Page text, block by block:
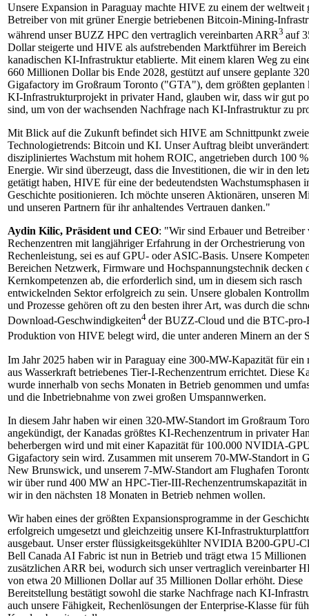
Unsere Expansion in Paraguay machte HIVE zu einem der weltweit
Betreiber von mit grüner Energie betriebenen Bitcoin-Mining-
während unser BUZZ HPC den vertraglich vereinbarten ARR3 auf
Dollar steigerte und HIVE als aufstrebenden Marktführer im Bereich
kanadischen KI-Infrastruktur etablierte. Mit einem klaren Weg zu
660 Millionen Dollar bis Ende 2028, gestützt auf unsere geplante
Gigafactory im Großraum Toronto ("GTA"), dem größten geplanten
KI-Infrastrukturprojekt in privater Hand, glauben wir, dass wir gut
sind, um von der wachsenden Nachfrage nach KI-Infrastruktur zu
Mit Blick auf die Zukunft befindet sich HIVE am Schnittpunkt
Technologietrends: Bitcoin und KI. Unser Auftrag bleibt
diszipliniertes Wachstum mit hohem ROIC, angetrieben durch 100
Energie. Wir sind überzeugt, dass die Investitionen, die wir in den
getätigt haben, HIVE für eine der bedeutendsten Wachstumsphasen
Geschichte positionieren. Ich möchte unseren Aktionären, unseren
und unseren Partnern für ihr anhaltendes Vertrauen danken."
Aydin Kilic, Präsident und CEO: "Wir sind Erbauer und Betreiber
Rechenzentren mit langjähriger Erfahrung in der Orchestrierung von
Rechenleistung, sei es auf GPU- oder ASIC-Basis. Unsere
Bereichen Netzwerk, Firmware und Hochspannungstechnik decken
Kernkompetenzen ab, die erforderlich sind, um in diesem sich rasch
entwickelnden Sektor erfolgreich zu sein. Unsere globalen
und Prozesse gehören oft zu den besten ihrer Art, was durch die
Download-Geschwindigkeiten4 der BUZZ-Cloud und die BTC-pro-
Produktion von HIVE belegt wird, die unter anderen Minern an der
Im Jahr 2025 haben wir in Paraguay eine 300-MW-Kapazität für ein
aus Wasserkraft betriebenes Tier-I-Rechenzentrum errichtet. Diese
wurde innerhalb von sechs Monaten in Betrieb genommen und
und die Inbetriebnahme von zwei großen Umspannwerken.
In diesem Jahr haben wir einen 320-MW-Standort im Großraum
angekündigt, der Kanadas größtes KI-Rechenzentrum in privater
beherbergen wird und mit einer Kapazität für 100.000 NVIDIA-
Gigafactory sein wird. Zusammen mit unserem 70-MW-Standort in
New Brunswick, und unserem 7-MW-Standort am Flughafen
wir über rund 400 MW an HPC-Tier-III-Rechenzentrumskapazität in
wir in den nächsten 18 Monaten in Betrieb nehmen wollen.
Wir haben eines der größten Expansionsprogramme in der
erfolgreich umgesetzt und gleichzeitig unsere KI-
ausgebaut. Unser erster flüssigkeitsgekühlter NVIDIA B200-GPU-
Bell Canada AI Fabric ist nun in Betrieb und trägt etwa 15
zusätzlichen ARR bei, wodurch sich unser vertraglich vereinbarter
von etwa 20 Millionen Dollar auf 35 Millionen Dollar erhöht. Diese
Bereitstellung bestätigt sowohl die starke Nachfrage nach KI-
auch unsere Fähigkeit, Rechenlösungen der Enterprise-Klasse für